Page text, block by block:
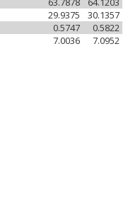
30.1357
29.9375
0.5822
0.5747
7.0952
7.0036